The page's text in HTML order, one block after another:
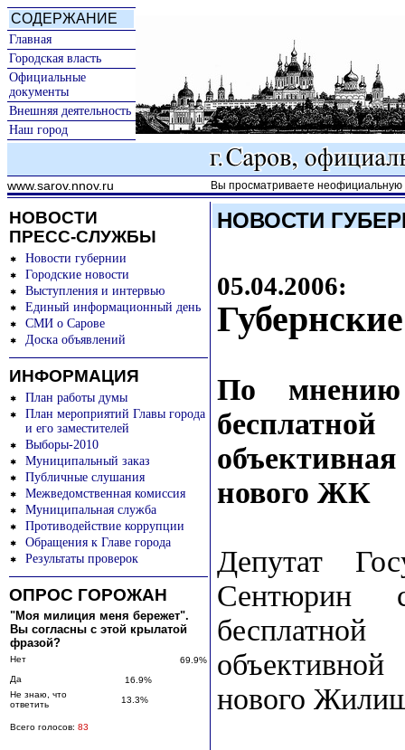
СОДЕРЖАНИЕ
Главная
Городская власть
Официальные
документы
Внешняя деятельность
Наш город
www.sarov.nnov.ru Вы просматриваете неофициальную
НОВОСТИ
ПРЕСС-СЛУЖБЫ
Новости губернии
Городские новости
Выступления и интервью
Единый информационный день
СМИ о Сарове
Доска объявлений
ИНФОРМАЦИЯ
План работы думы
План мероприятий Главы города
и его заместителей
Выборы-2010
Муниципальный заказ
Публичные слушания
Межведомственная комиссия
Муниципальная служба
Противодействие коррупции
Обращения к Главе города
Результаты проверок
ОПРОС ГОРОЖАН
"Моя милиция меня бережет".
Вы согласны с этой крылатой
фразой?
Нет
69.9%
Да
16.9%
Не знаю, что
ответить
13.3%
Всего голосов: 83
НОВОСТИ
05.04.2006:
По мнению
нового ЖК
Депутат
Сентюрин
нового